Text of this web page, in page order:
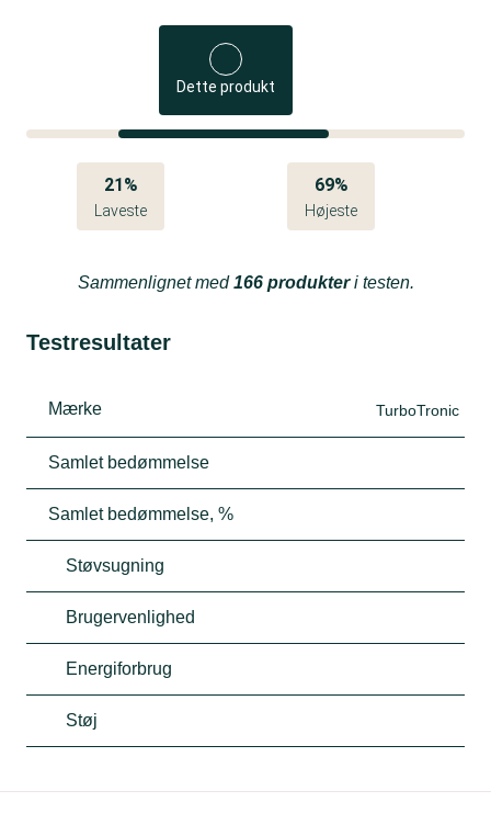
Dette produkt
21%
Laveste
69%
Højeste
Sammenlignet med166 produkteri testen.
Testresultater
Mærke TurboTronic
Samlet bedømmelse
Samlet bedømmelse, %
Støvsugning
Brugervenlighed
Energiforbrug
Støj